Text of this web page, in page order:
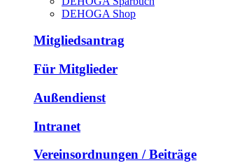
DEHOGA Shop
Mitgliedsantrag
Für Mitglieder
Außendienst
Intranet
Vereinsordnungen / Beiträge